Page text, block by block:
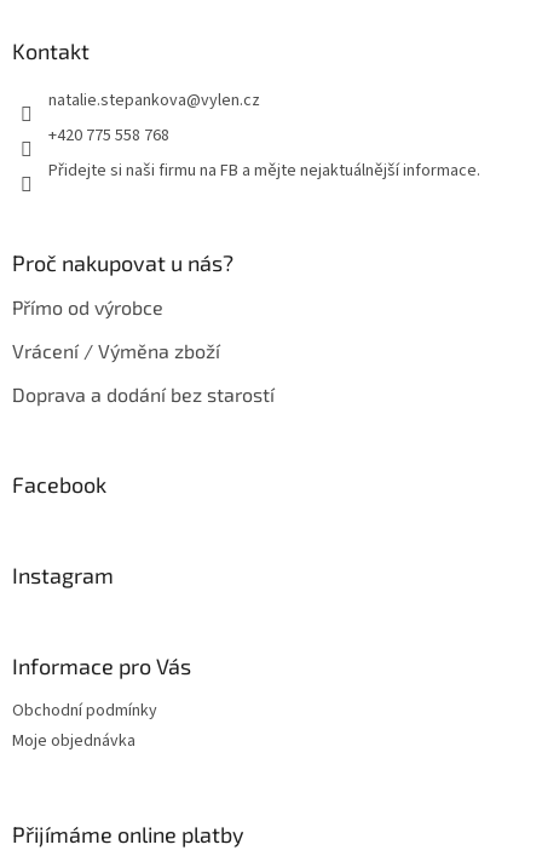
Kontakt
natalie.stepankova@vylen.cz
+420 775 558 768
Přidejte si naši firmu na FB a mějte nejaktuálnější informace.
Proč nakupovat u nás?
Přímo od výrobce
Vrácení / Výměna zboží
Doprava a dodání bez starostí
Facebook
Instagram
Informace pro Vás
Obchodní podmínky
Moje objednávka
Přijímáme online platby